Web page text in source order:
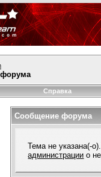
Справка
Сообщение форума
Тема не указана(-
администрации о